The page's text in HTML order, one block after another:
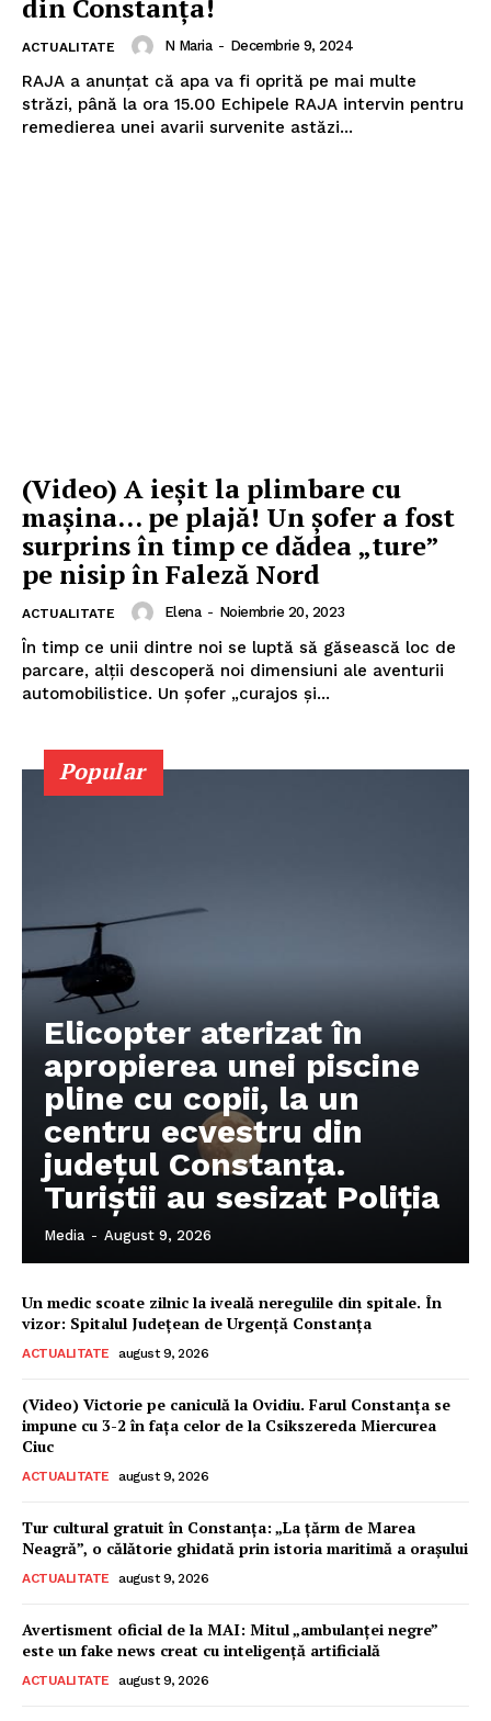
Pentru și mai mult conținut
exclusiv!
StirileMedia.ro
Despre noi
Politica cookie-uri
din Constanța!
ACTUALITATE N Maria - Decembrie 9, 2024
RAJA a anunțat că apa va fi oprită pe mai multe
străzi, până la ora 15.00 Echipele RAJA intervin pentru
remedierea unei avarii survenite astăzi...
(Video) A ieșit la plimbare cu
mașina… pe plajă! Un șofer a fost
surprins în timp ce dădea „ture”
pe nisip în Faleză Nord
ACTUALITATE Elena - Noiembrie 20, 2023
În timp ce unii dintre noi se luptă să găsească loc de
parcare, alții descoperă noi dimensiuni ale aventurii
automobilistice. Un șofer „curajos și...
Popular
Elicopter aterizat în
apropierea unei piscine
pline cu copii, la un
centru ecvestru din
județul Constanța.
Turiștii au sesizat Poliția
Media - August 9, 2026
Un medic scoate zilnic la iveală neregulile din spitale. În
vizor: Spitalul Județean de Urgență Constanța
ACTUALITATE august 9, 2026
(Video) Victorie pe caniculă la Ovidiu. Farul Constanța se
impune cu 3-2 în fața celor de la Csikszereda Miercurea
Ciuc
ACTUALITATE august 9, 2026
Tur cultural gratuit în Constanța: „La țărm de Marea
Neagră”, o călătorie ghidată prin istoria maritimă a orașului
ACTUALITATE august 9, 2026
Avertisment oficial de la MAI: Mitul „ambulanței negre”
este un fake news creat cu inteligență artificială
ACTUALITATE august 9, 2026